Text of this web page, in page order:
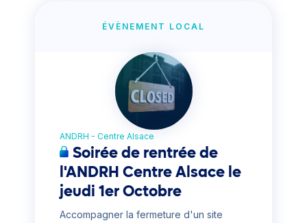
ÉVÈNEMENT LOCAL
ANDRH - Centre Alsace
Soirée de rentrée de
l'ANDRH Centre Alsace le
jeudi 1er Octobre
Accompagner la fermeture d'un site